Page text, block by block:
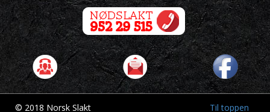
© 2018 Norsk Slakt Til toppen